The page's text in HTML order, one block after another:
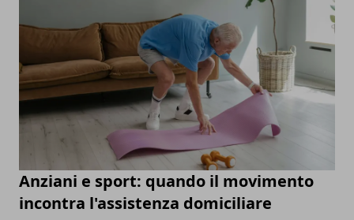
Anziani e sport: quando il movimento
incontra l'assistenza domiciliare